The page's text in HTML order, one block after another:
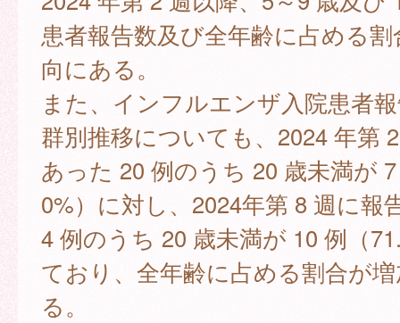
患者報告数及び全年齢に占める
向にある。
また、インフルエンザ入院患者
群別推移についても、2024 年第
あった 20 例のうち 20 歳未満が
0%）に対し、2024年第 8 週に報
4 例のうち 20 歳未満が 10 例（
ており、全年齢に占める割合が
る。